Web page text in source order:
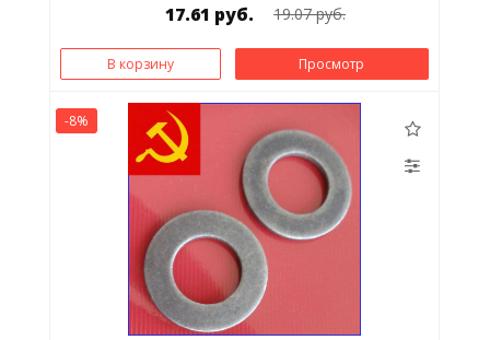
17.61 руб. 19.07 руб.
В корзину Просмотр
-8%